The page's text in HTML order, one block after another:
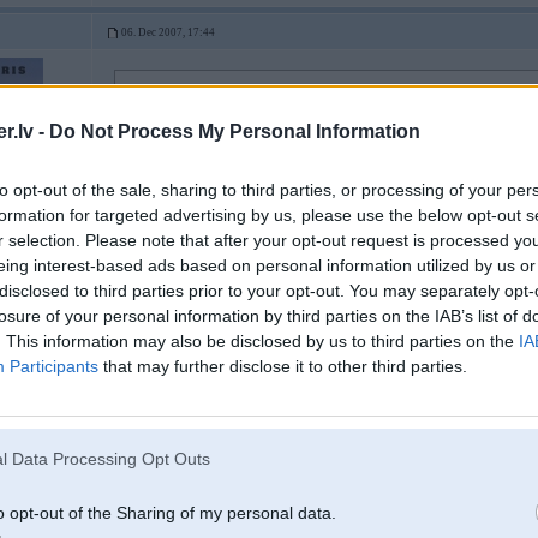
- Do Not Process My Personal Information
opt-out of the sale, sharing to third parties, or processing of your
for targeted advertising by us, please use the below opt-out
selection. Please note that after your opt-out request is processed
interest-based ads based on personal information utilized by us
to third parties prior to your opt-out. You may separately
of your personal information by third parties on the IAB’s list of
This information may also be disclosed by us to third parties on the
Participants that may further disclose it to other third parties.
Data Processing Opt Outs
opt-out of the Sharing of my personal data.
06. Dec 2007, 17:44
Manuprāt 1k eur eksemplāru nav vērts celt augšā, samērā liels puveklis
čalim auto-serviss , rokas taisnas . es jau ar pats uz 2k (vismaz) vairāk
2007-02-20 21:21, Mar4ello rakstīja:
2007-02-19 21:53, Wheelman rakstīja: